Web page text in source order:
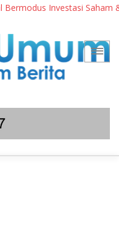
Investasi Saham &